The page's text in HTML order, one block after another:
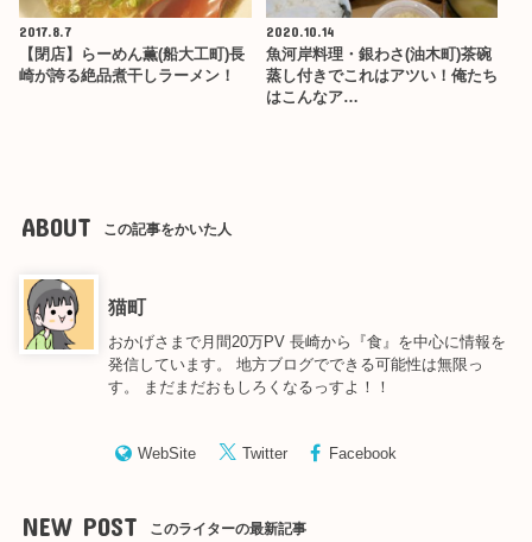
2017.8.7
【閉店】らーめん薫(船大工町)長
崎が誇る絶品煮干しラーメン！
2020.10.14
魚河岸料理・銀わさ(油木町)茶碗
蒸し付きでこれはアツい！俺たち
はこんなア…
ABOUT この記事をかいた人
猫町
おかげさまで月間20万PV 長崎から『食』を中心に情報を
発信しています。 地方ブログでできる可能性は無限っ
す。 まだまだおもしろくなるっすよ！！
WebSite Twitter Facebook
NEW POST このライターの最新記事